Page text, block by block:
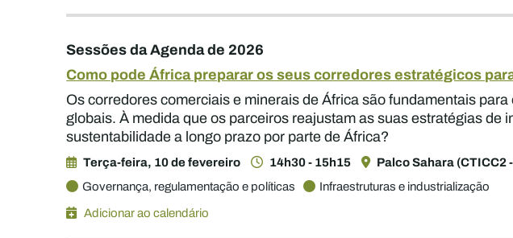
Sessões da Agenda de 2026
Como pode África preparar os seus corredores estratégicos
Os corredores comerciais e minerais de África são fundamentais
globais. À medida que os parceiros reajustam as suas estratégias
sustentabilidade a longo prazo por parte de África?
Terça-feira, 10 de fevereiro 14h30 - 15h15
Palco Sahara (CTICC2
Governança, regulamentação e políticas
Infraestruturas e industrialização
Adicionar ao calendário